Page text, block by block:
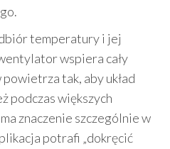
temperatury i jej
wspiera cały
tak, aby układ
podczas większych
znaczenie szczególnie w
potrafi „dokręcić